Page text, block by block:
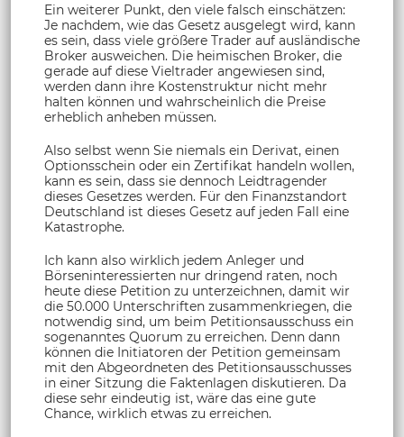
Ein weiterer Punkt, den viele falsch einschätzen:
Je nachdem, wie das Gesetz ausgelegt wird, kann
es sein, dass viele größere Trader auf ausländische
Broker ausweichen. Die heimischen Broker, die
gerade auf diese Vieltrader angewiesen sind,
werden dann ihre Kostenstruktur nicht mehr
halten können und wahrscheinlich die Preise
erheblich anheben müssen.
Also selbst wenn Sie niemals ein Derivat, einen
Optionsschein oder ein Zertifikat handeln wollen,
kann es sein, dass sie dennoch Leidtragender
dieses Gesetzes werden. Für den Finanzstandort
Deutschland ist dieses Gesetz auf jeden Fall eine
Katastrophe.
Ich kann also wirklich jedem Anleger und
Börseninteressierten nur dringend raten, noch
heute diese Petition zu unterzeichnen, damit wir
die 50.000 Unterschriften zusammenkriegen, die
notwendig sind, um beim Petitionsausschuss ein
sogenanntes Quorum zu erreichen. Denn dann
können die Initiatoren der Petition gemeinsam
mit den Abgeordneten des Petitionsausschusses
in einer Sitzung die Faktenlagen diskutieren. Da
diese sehr eindeutig ist, wäre das eine gute
Chance, wirklich etwas zu erreichen.